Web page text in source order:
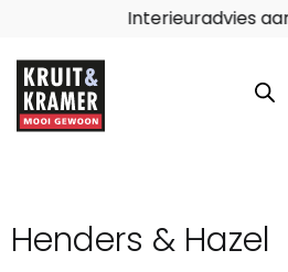
Interieuradvies
Henders & Hazel